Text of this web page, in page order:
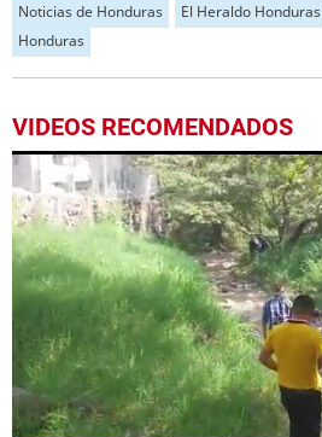
Noticias de Honduras El Heraldo Honduras
Honduras
VIDEOS RECOMENDADOS